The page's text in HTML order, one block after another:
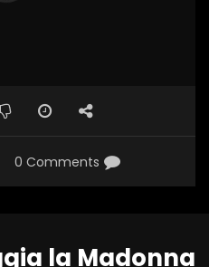
0 Comments
la Madonna